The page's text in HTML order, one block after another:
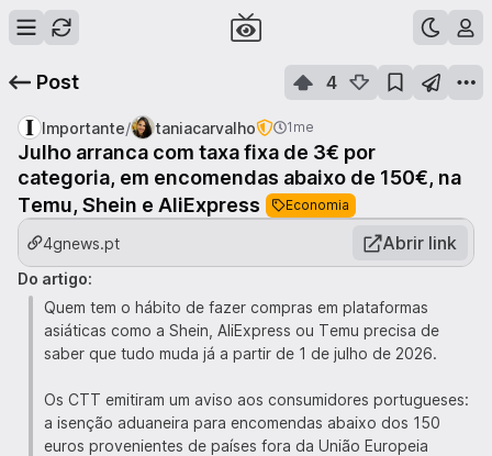
Post 4
Importante/ taniacarvalho 1me
Julho arranca com taxa fixa de 3€ por
categoria, em encomendas abaixo de 150€, na
Temu, Shein e AliExpress
Economia
4gnews.pt Abrir link
Do artigo:
Quem tem o hábito de fazer compras em plataformas
asiáticas como a Shein, AliExpress ou Temu precisa de
saber que tudo muda já a partir de 1 de julho de 2026.
Os CTT emitiram um aviso aos consumidores portugueses:
a isenção aduaneira para encomendas abaixo dos 150
euros provenientes de países fora da União Europeia